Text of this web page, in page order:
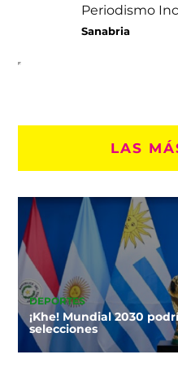
Periodismo
Sanabria
LAS
DEPORTES
¡Khe! Mundial 2030
selecciones